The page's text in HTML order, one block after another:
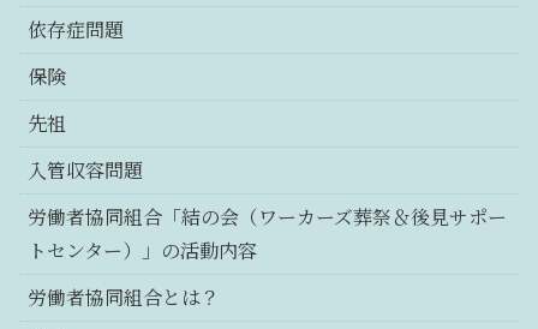
依存症問題
保険
先祖
入管収容問題
労働者協同組合「結の会（ワーカーズ葬祭＆後見サポー
トセンター）」の活動内容
労働者協同組合とは？